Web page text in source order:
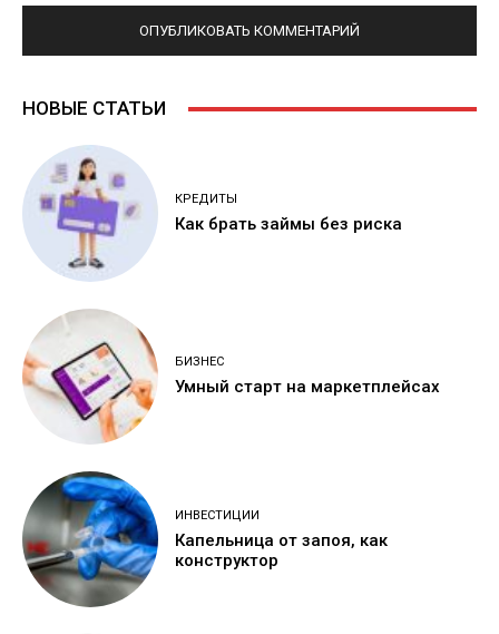
НОВЫЕ СТАТЬИ
КРЕДИТЫ
Как брать займы без риска
БИЗНЕС
Умный старт на маркетплейсах
ИНВЕСТИЦИИ
Капельница от запоя, как
конструктор